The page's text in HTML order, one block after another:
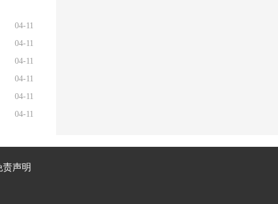
04-11
04-11
04-11
04-11
04-11
04-11
责声明